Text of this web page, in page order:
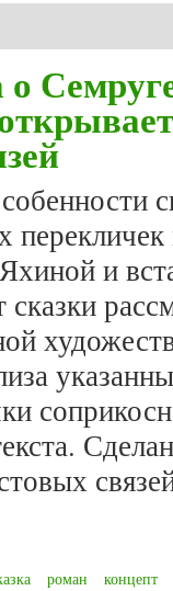
и
роман концепт